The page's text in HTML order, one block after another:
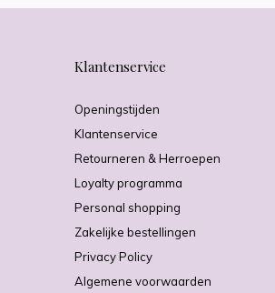
Klantenservice
Openingstijden
Klantenservice
Retourneren & Herroepen
Loyalty programma
Personal shopping
Zakelijke bestellingen
Privacy Policy
Algemene voorwaarden